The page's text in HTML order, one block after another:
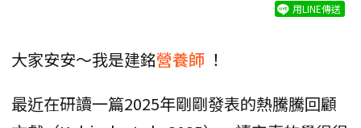
用LINE傳送
大家安安～我是建銘營養師 ！
最近在研讀一篇2025年剛剛發表的熱騰騰回顧